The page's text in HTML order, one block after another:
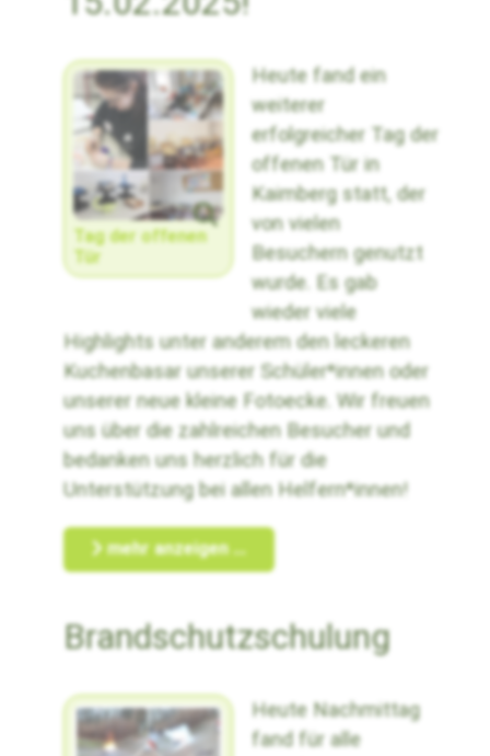
Tag der offenen
Tür
Heute fand ein
weiterer
erfolgreicher Tag der
offenen Tür in
Kaimberg statt, der
von vielen
Besuchern genutzt
wurde. Es gab
wieder viele
Highlights unter anderem den leckeren
Kuchenbasar unserer Schüler*innen oder
unserer neue kleine Fotoecke. Wir freuen
uns über die zahlreichen Besucher und
bedanken uns herzlich für die
Unterstützung bei allen Helfern*innen!
mehr anzeigen ...
Brandschutzschulung
Heute Nachmittag
fand für alle